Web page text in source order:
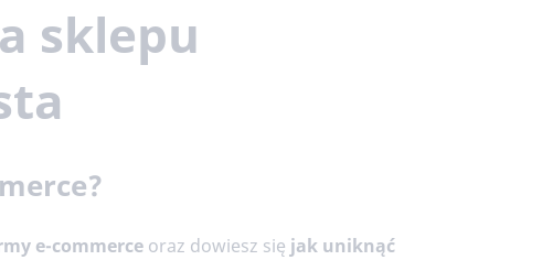
sklepu
e-commerce oraz dowiesz się jak uniknąć